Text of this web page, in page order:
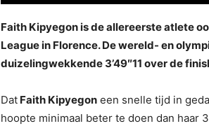
Faith Kipyegon is de allereerste atlete
League in Florence. De wereld- en
duizelingwekkende 3’49″11 over de
Dat Faith Kipyegon een snelle tijd in
hoopte minimaal beter te doen dan haar